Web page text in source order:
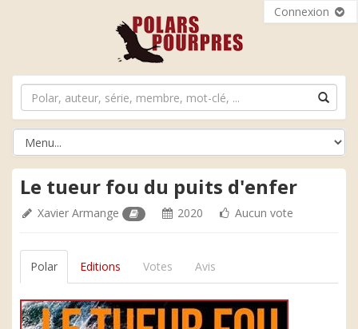
Connexion
Le tueur fou du puits d'enfer
Xavier Armange 2020 Aucun vote
Polar Editions Votes Avis